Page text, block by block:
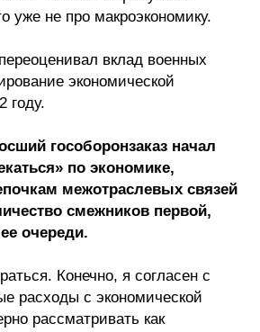
уже не про макроэкономику.
вклад военных
экономической
году.
гособоронзаказ начал
по экономике,
межотраслевых связей
смежников первой,
очереди.
Конечно, я согласен с
расходы с экономической
рассматривать как